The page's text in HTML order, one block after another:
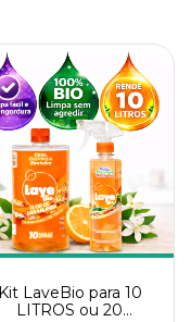
Kit LaveBio para 10
LITROS ou 20